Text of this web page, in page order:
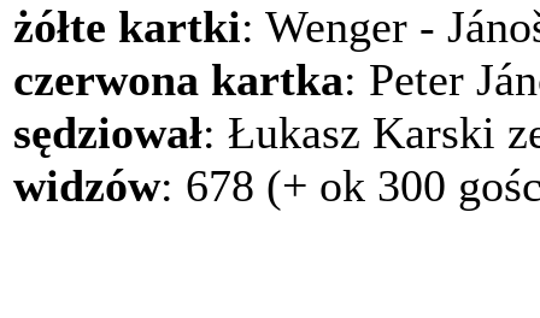
żółte kartki: Wenger -
czerwona kartka: Peter
sędziował: Łukasz Karski
widzów: 678 (+ ok 300